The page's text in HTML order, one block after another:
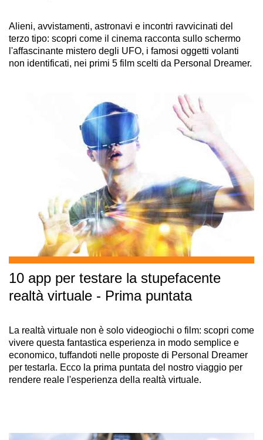
Alieni, avvistamenti, astronavi e incontri ravvicinati del
terzo tipo: scopri come il cinema racconta sullo schermo
l'affascinante mistero degli UFO, i famosi oggetti volanti
non identificati, nei primi 5 film scelti da Personal Dreamer.
10 app per testare la stupefacente
realtà virtuale - Prima puntata
La realtà virtuale non è solo videogiochi o film: scopri come
vivere questa fantastica esperienza in modo semplice e
economico, tuffandoti nelle proposte di Personal Dreamer
per testarla. Ecco la prima puntata del nostro viaggio per
rendere reale l'esperienza della realtà virtuale.